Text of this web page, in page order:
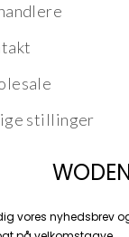
stillinger
vores nyhedsbrev